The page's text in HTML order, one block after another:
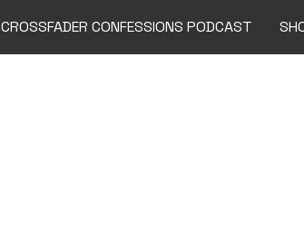
CROSSFADER CONFESSIONS PODCAST